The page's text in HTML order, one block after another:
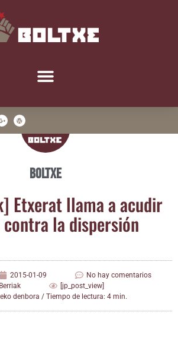
Boltxe
Etxe­rat lla­ma a acu­dir
la dispersión
2015-01-09
No hay comentarios
Berriak
[jp_post_view]
denbora / Tiempo de lectura: 4 min.